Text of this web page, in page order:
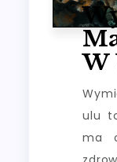
W
ulu
ma